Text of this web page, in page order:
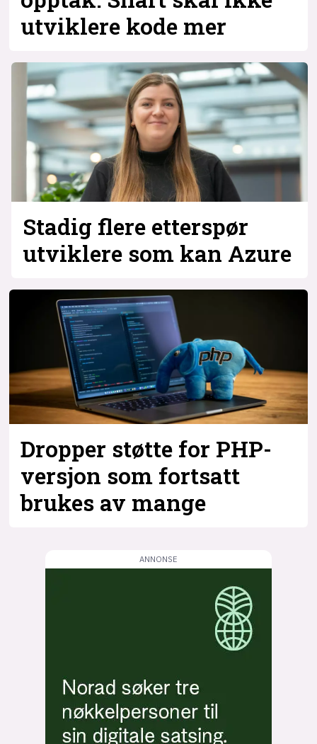
utviklere kode mer
Stadig flere etterspør
utviklere som kan Azure
Dropper støtte for PHP-
versjon som fortsatt
brukes av mange